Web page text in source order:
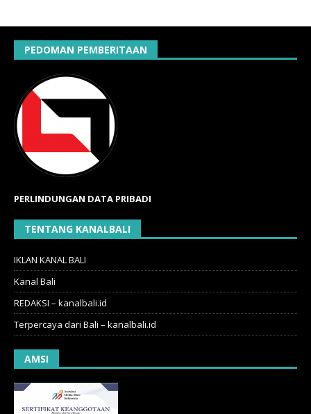
PEDOMAN PEMBERITAAN
PERLINDUNGAN DATA PRIBADI
TENTANG KANALBALI
IKLAN KANAL BALI
Kanal Bali
REDAKSI – kanalbali.id
Terpercaya dari Bali – kanalbali.id
AMSI